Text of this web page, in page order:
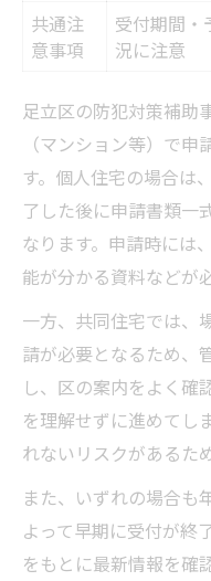
共通注
意事項
受付期間・
況に注意
足立区の防犯対策補助
（マンション等）で
す。個人住宅の場合は
了した後に申請書類一
なります。申請時には
能が分かる資料などが
一方、共同住宅では、
請が必要となるため、
し、区の案内をよく確
を理解せずに進めてし
れないリスクがあるた
また、いずれの場合も
よって早期に受付が終
をもとに最新情報を確